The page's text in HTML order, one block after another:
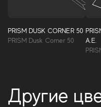
PRISM DUSK CORNER 50
PRISM Dusk Corner 50
A.E.
Другие